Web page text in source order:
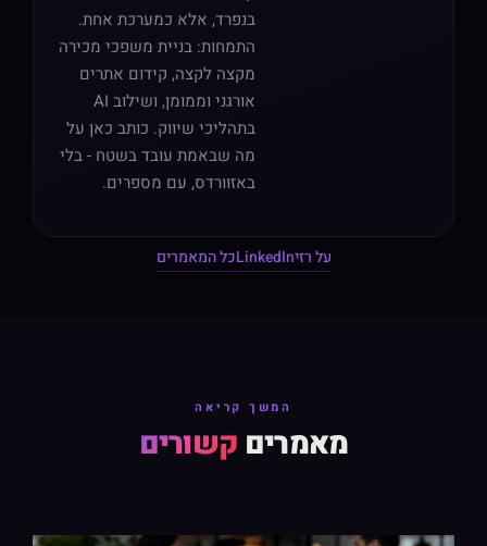
בנפרד, אלא כמערכת אחת.
התמחות: בניית משפכי מכירה
מקצה לקצה, קידום אתרים
אורגני וממומן, ושילוב AI
בתהליכי שיווק. כותב כאן על
מה שבאמת עובד בשטח - בלי
באזוורדס, עם מספרים.
על רזיLinkedInכל המאמרים
המשך קריאה
מאמרים קשורים